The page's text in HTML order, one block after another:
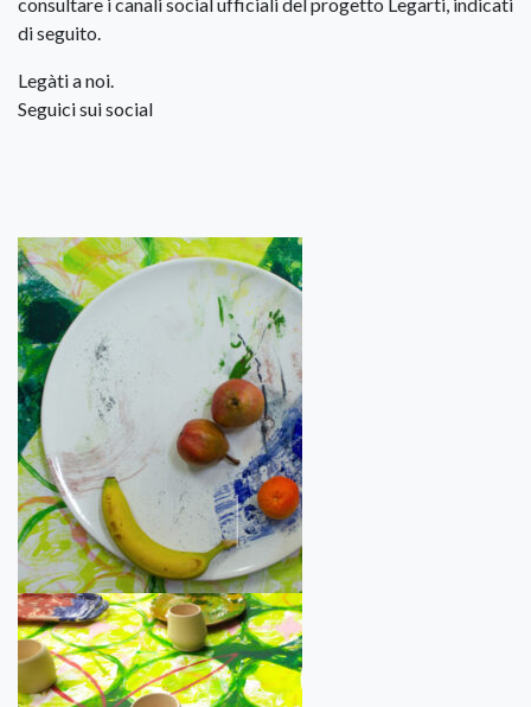
di seguito.
Legàti a noi.
Seguici sui social